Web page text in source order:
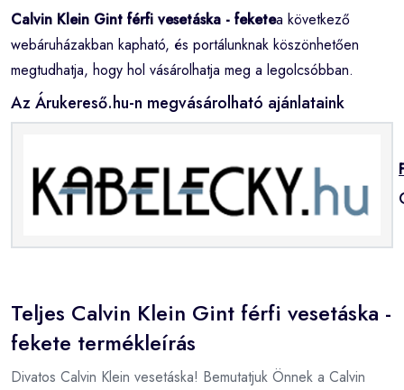
Calvin Klein Gint férfi vesetáska - feketea következő
webáruházakban kapható, és portálunknak köszönhetően
megtudhatja, hogy hol vásárolhatja meg a legolcsóbban.
Az Árukereső.hu-n megvásárolható ajánlataink
Teljes Calvin Klein Gint férfi vesetáska -
fekete termékleírás
Divatos Calvin Klein vesetáska! Bemutatjuk Önnek a Calvin